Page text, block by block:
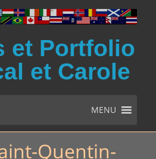
et Portfolio
et Carole
MENU
Quentin-